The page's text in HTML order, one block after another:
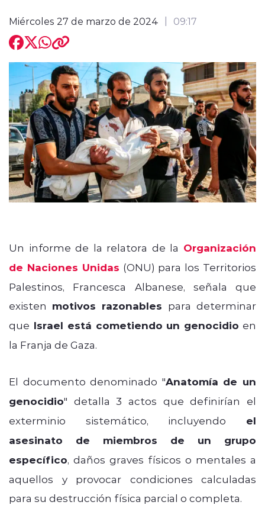
modo claro
Miércoles 27 de marzo de 2024 09:17
Un informe de la relatora de la Organización
de Naciones Unidas (ONU) para los Territorios
Palestinos, Francesca Albanese, señala que
existen motivos razonables para determinar
que Israel está cometiendo un genocidio en
la Franja de Gaza.
El documento denominado "Anatomía de un
genocidio" detalla 3 actos que definirían el
exterminio sistemático, incluyendo el
asesinato de miembros de un grupo
específico, daños graves físicos o mentales a
aquellos y provocar condiciones calculadas
para su destrucción física parcial o completa.